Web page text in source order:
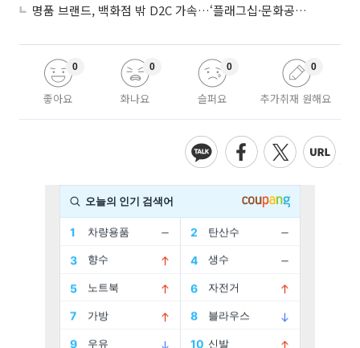
명품 브랜드, 백화점 밖 D2C 가속…‘플래그십·문화공간’ 전략 눈길
좋아요
0
화나요
0
슬퍼요
0
추가취재 원해요
0